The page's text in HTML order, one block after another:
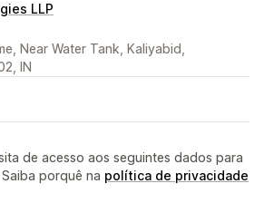
LLP
Near Water Tank, Kaliyabid,
IN
de acesso aos seguintes dados para
porquê na política de privacidade